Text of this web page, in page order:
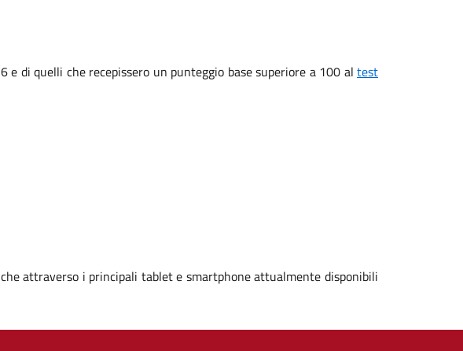
di quelli che recepissero un punteggio base superiore a 100 al test
attraverso i principali tablet e smartphone attualmente disponibili